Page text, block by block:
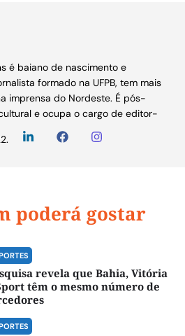
é baiano de nascimento e
formado na UFPB, tem mais
imprensa do Nordeste. É pós-
e ocupa o cargo de editor-
poderá gostar
revela que Bahia, Vitória
têm o mesmo número de